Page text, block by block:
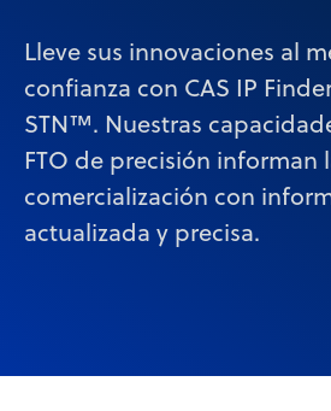
Lleve sus innovaciones al
confianza con CAS IP
STN™. Nuestras
FTO de precisión informan
comercialización con
actualizada y precisa.